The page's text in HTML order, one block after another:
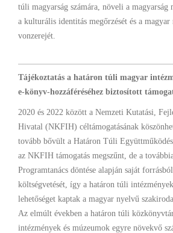
túli magyarság számára, növeli a magyarság
a kulturális identitás megőrzését és a
vonzerejét.
Tájékoztatás a határon túli magyar
e-könyv-hozzáféréséhez biztosított
2020 és 2022 között a Nemzeti Kutatási,
Hivatal (NKFIH) céltámogatásának
tovább bővült a Határon Túli
az NKFIH támogatás megszűnt, de a
Programtanács döntése alapján saját
költségvetését, így a határon túli
lehetőséget kaptak a magyar nyelvű
Az elmúlt években a határon túli
intézmények és múzeumok egyre növekvő